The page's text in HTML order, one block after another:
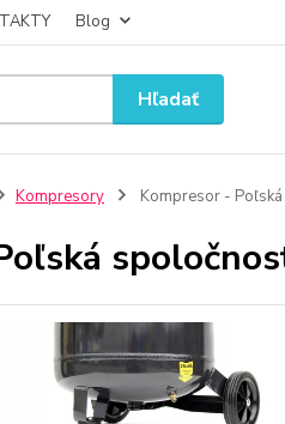
Blog
Hľadať
Kompresory Kompresor -